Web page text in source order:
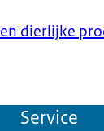
dierlijke
Service